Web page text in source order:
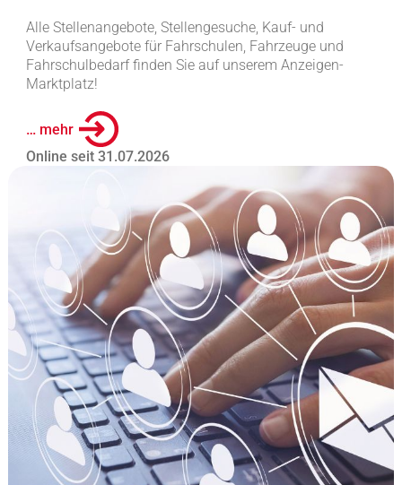
Alle Stellenangebote, Stellengesuche, Kauf- und
Verkaufsangebote für Fahrschulen, Fahrzeuge und
Fahrschulbedarf finden Sie auf unserem Anzeigen-
Marktplatz!
… mehr
Online seit 31.07.2026